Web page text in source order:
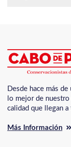
Desde hace más
lo mejor de
calidad que llegan
Más Información